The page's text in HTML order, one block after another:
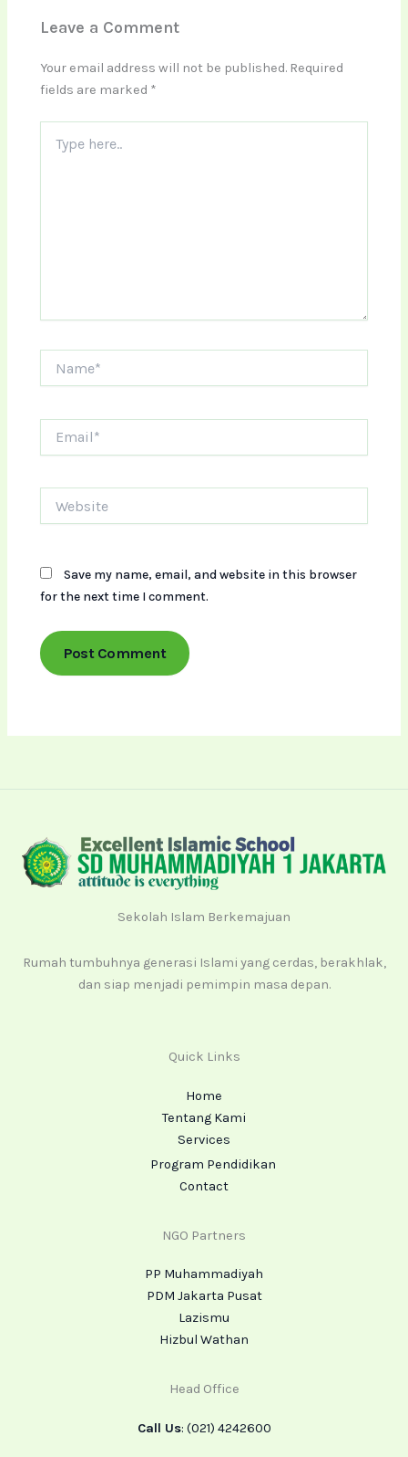
Leave a Comment
Your email address will not be published. Required
fields are marked *
here..
Save my name, email, and website in this browser
for the next time I comment.
Sekolah Islam Berkemajuan
Rumah tumbuhnya generasi Islami yang cerdas, berakhlak,
dan siap menjadi pemimpin masa depan.
Quick Links
Home
Tentang Kami
Services
Program Pendidikan
Contact
NGO Partners
PP Muhammadiyah
PDM Jakarta Pusat
Lazismu
Hizbul Wathan
Head Office
Call Us: (021) 4242600